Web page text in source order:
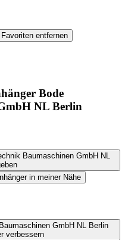
entfernen
Bode
NL Berlin
Baumaschinen GmbH NL
in meiner Nähe
GmbH NL Berlin
verbessern